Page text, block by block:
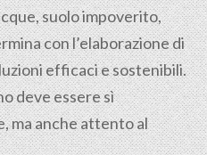
suolo impoverito,
con l’elaborazione di
efficaci e sostenibili.
deve essere sì
ma anche attento al